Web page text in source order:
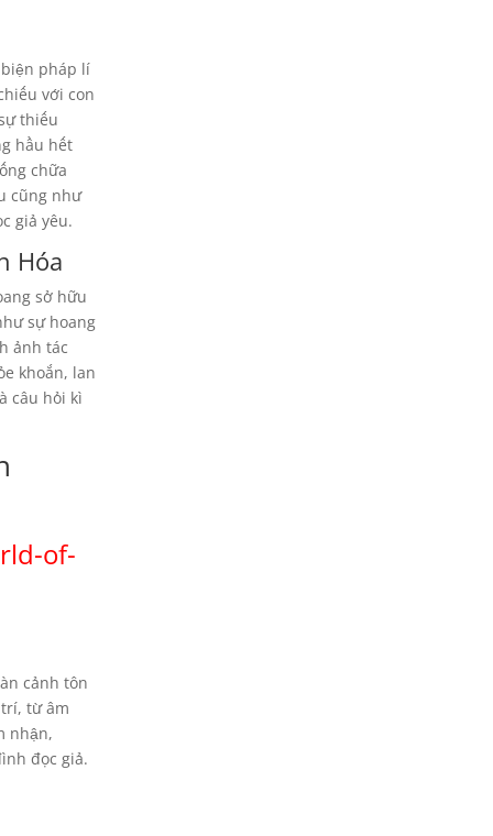
pháp lí
với con
thiếu
hầu hết
chữa
cũng như
giả yêu.
Hóa
sở hữu
sự hoang
ảnh tác
khoắn, lan
câu hỏi kì
of-
cảnh tôn
từ âm
nhận,
đọc giả.